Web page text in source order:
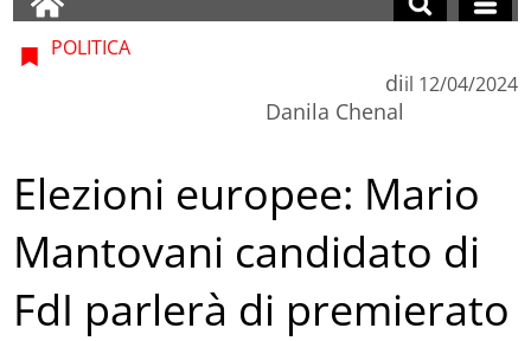
POLITICA
di
Danila Chenal
il 12/04/2024
Elezioni europee: Mario
Mantovani candidato di
FdI parlerà di premierato